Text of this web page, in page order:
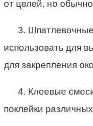
от целей, но
3.
использовать для
для закрепления
4. Клеевые
поклейки